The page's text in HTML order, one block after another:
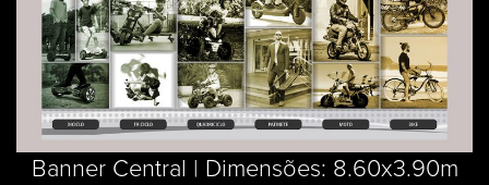
Banner Central | Dimensões: 8.60x3.90m